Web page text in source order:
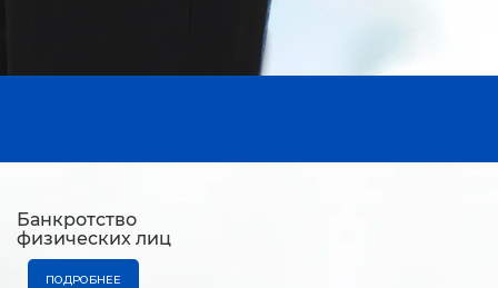
Банкротство
физических лиц
ПОДРОБНЕЕ